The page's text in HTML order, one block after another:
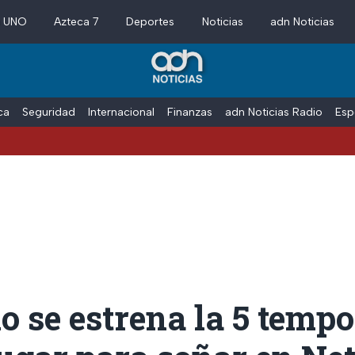
Azteca 7 Deportes Noticias adn Noticias
Seguridad Internacional Finanzas adn Noticias Radio
se estrena la 5